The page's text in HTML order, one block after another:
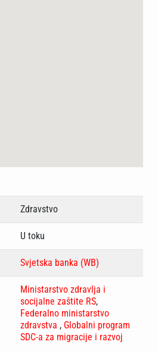
Zdravstvo
U toku
Svjetska banka (WB)
Ministarstvo zdravlja i
socijalne zaštite RS,
Federalno ministarstvo
zdravstva , Globalni program
SDC-a za migracije i razvoj